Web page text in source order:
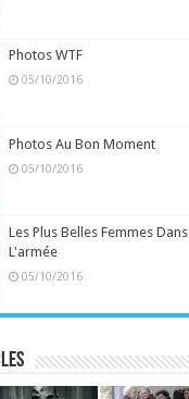
Photos WTF
05/10/2016
Photos Au Bon Moment
05/10/2016
Les Plus Belles Femmes Dans
L'armée
05/10/2016